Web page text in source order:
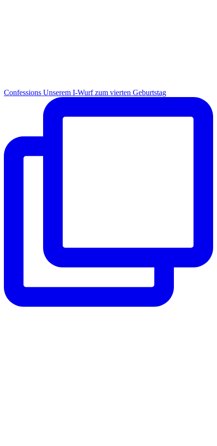
Con­fes­si­ons Unse­rem I-Wurf zum vier­ten Geburtstag